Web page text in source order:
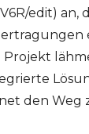
edit) an,
Projekt
den Weg